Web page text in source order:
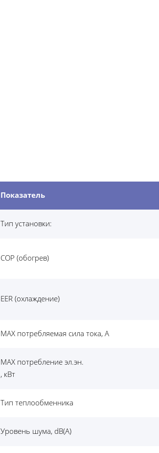
Показатель
Тип установки:
COP (обогрев)
EER (охлаждение)
MAX потребляемая сила тока, А
MAX потребление эл.эн.
, кВт
Тип теплообменника
Уровень шума, dB(A)